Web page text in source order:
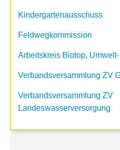
Kindergartenausschuss
Feldwegkommission
Arbeitskreis Biotop,
Verbandsversammlung ZV
Verbandsversammlung ZV
Landeswasserversorgung